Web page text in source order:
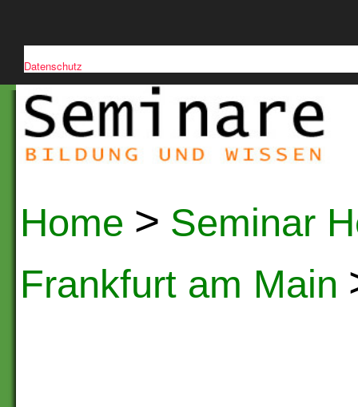
Datenschutz
Home > Seminar
Frankfurt am Main